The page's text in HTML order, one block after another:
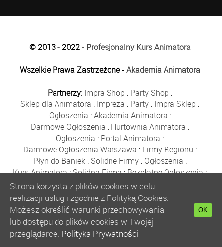
© 2013 - 2022 - Profesjonalny Kurs Animatora
Wszelkie Prawa Zastrzeżone -Akademia Animatora
Partnerzy: Impra Shop : Party Shop :
Sklep dla Animatora : Impreza : Party : Impra Sklep :
Ogłoszenia :Akademia Animatora :
Darmowe Ogłoszenia : Hurtownia Animatora :
Ogłoszenia : Portal Animatora :
Darmowe Ogłoszenia Warszawa : Firmy Regionu :
Płyn do Baniek: Solidne Firmy: Ogłoszenia :
Kurs Animatora:Solidna Firma:Bezpłatne Ogłoszenia:
Animator Czasu Wolnego:
Bezpłatne Ogłoszenia Warszawa:sklep animatora
Bańki Mydlane:Bezpłatne Ogłoszenia
Szkolenie Animatorów:Kurs Animatora
:
Kurs Animatora Warszawa :Rumia
Kurs Animatora Poznań:
Strona korzysta z plików cookies w celu
realizacji usług i zgodnie z Polityką Cookies.
Możesz określić warunki przechowywania
lub dostępu do plików cookies w Twojej
przeglądarce. Polityka Prywatności
OK